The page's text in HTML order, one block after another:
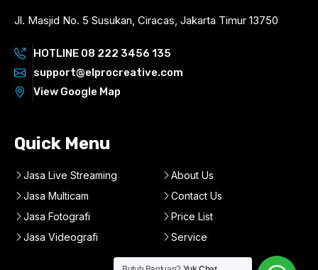
Jl. Masjid No. 5 Susukan, Ciracas, Jakarta Timur 13750
HOTLINE 08 222 3456 135
support@elprocreative.com
View Google Map
Quick Menu
Jasa Live Streaming
About Us
Jasa Multicam
Contact Us
Jasa Fotografi
Price List
Jasa Videografi
Service